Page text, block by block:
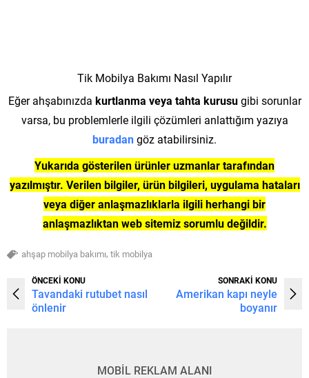
Tik Mobilya Bakımı Nasıl Yapılır
Eğer ahşabınızda kurtlanma veya tahta kurusugibi sorunlar
varsa, bu problemlerle ilgili çözümleri anlattığım yazıya
buradangöz atabilirsiniz.
Yukarıda gösterilen ürünler uzmanlar tarafından
yazılmıştır. Verilen bilgiler, ürün bilgileri, uygulama hataları
veya diğer anlaşmazlıklarla ilgili herhangi bir
anlaşmazlıktan web sitemiz sorumlu değildir.
ahşap mobilya bakımı, tik mobilya
ÖNCEKİ KONU
Tavandaki rutubet nasıl
önlenir
SONRAKİ KONU
Amerikan kapı neyle
boyanır
MOBİL REKLAM ALANI